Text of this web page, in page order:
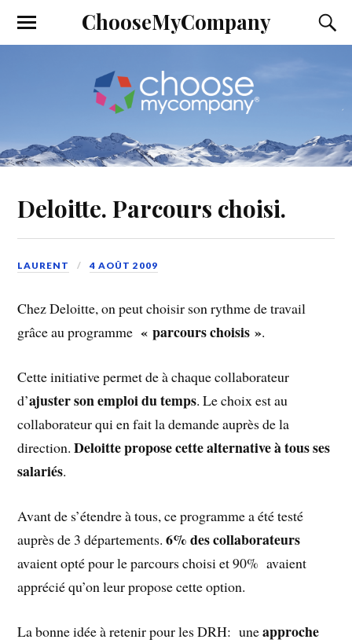
ChooseMyCompany
Deloitte. Parcours choisi.
LAURENT 4 AOÛT 2009
Chez Deloitte, on peut choisir son rythme de travail
grâce au programme « parcours choisis ».
Cette initiative permet de à chaque collaborateur
d’ajuster son emploi du temps. Le choix est au
collaborateur qui en fait la demande auprès de la
direction.Deloitte propose cette alternative à tous ses
salariés.
Avant de s’étendre à tous, ce programme a été testé
auprès de 3 départements.6% des collaborateurs
avaient opté pour le parcours choisi et 90% avaient
apprécié qu’on leur propose cette option.
La bonne idée à retenir pour les DRH: uneapproche